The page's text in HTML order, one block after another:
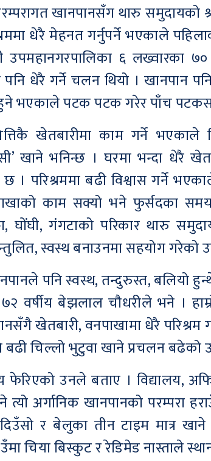
खानपानसँग थारु समुदायको
धेरै मेहनत गर्नुपर्ने भएकाले
उपमहानगरपालिका ६ लख्वारका
धेरै गर्ने चलन थियो । खानपान
हुने भएकाले पटक पटक गरेर पाँच
खेतबारीमा काम गर्ने भएकाले
खाने भनिन्छ । घरमा भन्दा धेरै
। परिश्रममा बढी विश्वास गर्ने
काम सक्यो भने फुर्सदका
घोंघी, गंगटाको परिकार थारु
स्वस्थ बनाउनमा सहयोग गरेको
पनि स्वस्थ, तन्दुरुस्त, बलियो
वर्षीय बेझलाल चौधरीले भने ।
खेतबारी, वनपाखामा धेरै परिश्रम
बढी चिल्लो भुटुवा खाने प्रचलन
उनले बताए । विद्यालय,
अर्गानिक खानपानको
र बेलुका तीन टाइम मात्र
चिया बिस्कुट र रेडिमेड नास्ताले